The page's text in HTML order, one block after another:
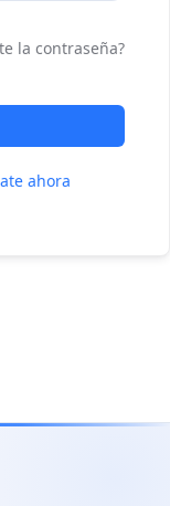
la contraseña?
ahora